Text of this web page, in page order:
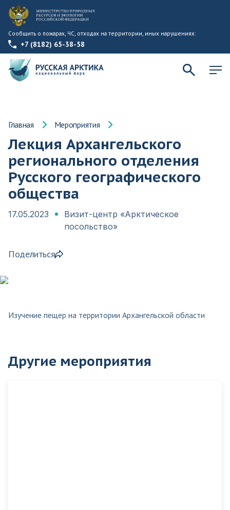
Сообщить о пожарах, ЧС, отходах на территории, иных нарушениях:
+7 (8182) 65-38-58
Главная Мероприятия
Лекция Архангельского
регионального отделения
Русского географического
общества
17.05.2023
Визит-центр «Арктическое
посольство»
Поделиться
Изучение пещер на территории Архангельской области
Другие мероприятия